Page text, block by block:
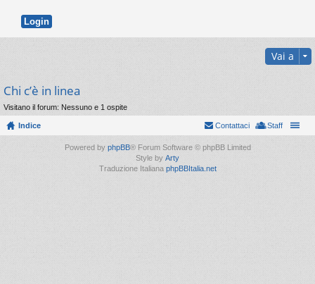
Vai a
Chi c’è in linea
Visitano il forum: Nessuno e 1 ospite
Indice Staff
Contattaci
Powered by phpBB® Forum Software © phpBB Limited
Style by Arty
Traduzione Italiana phpBBItalia.net